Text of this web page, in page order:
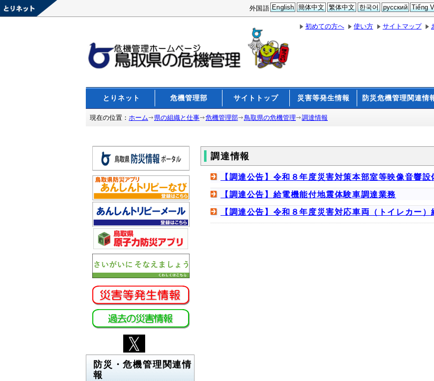
外国語 English 簡体中文 繁体中文 한국어 русский Tiếng
初めての方へ 使い方 サイトマップ
とりネット 危機管理部 サイトトップ 災害等発生情報 防災危機管理関連情
現在の位置： ホーム 県の組織と仕事 危機管理部 鳥取県の危機管理 調達情報
防災・危機管理関連情
報
調達情報
【調達公告】令和８年度災害対策本部室等映像音響設
【調達公告】給電機能付地震体験車調達業務
【調達公告】令和８年度災害対応車両（トイレカー